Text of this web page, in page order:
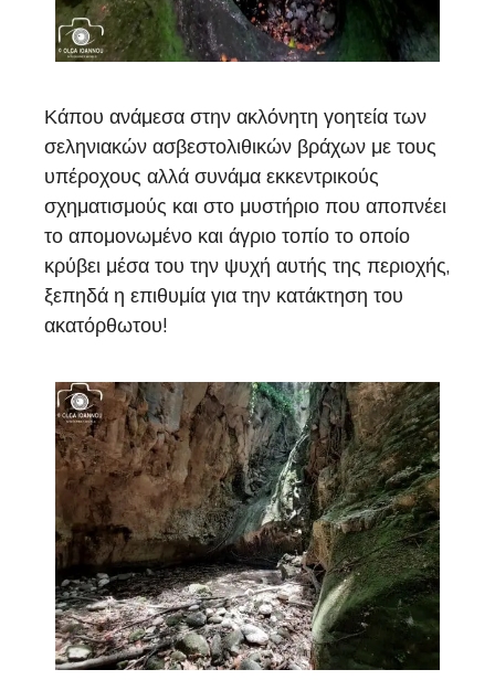
Κάπου ανάμεσα στην ακλόνητη γοητεία των
σεληνιακών ασβεστολιθικών βράχων με τους
υπέροχους αλλά συνάμα εκκεντρικούς
σχηματισμούς και στο μυστήριο που αποπνέει
το απομονωμένο και άγριο τοπίο το οποίο
κρύβει μέσα του την ψυχή αυτής της περιοχής,
ξεπηδά η επιθυμία για την κατάκτηση του
ακατόρθωτου!